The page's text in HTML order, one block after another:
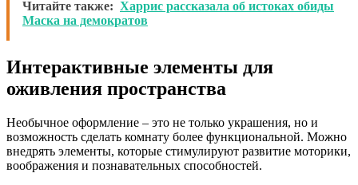
Читайте также: Харрис рассказала об истоках обиды
Маска на демократов
Интерактивные элементы для
оживления пространства
Необычное оформление – это не только украшения, но и
возможность сделать комнату более функциональной. Можно
внедрять элементы, которые стимулируют развитие моторики,
воображения и познавательных способностей.